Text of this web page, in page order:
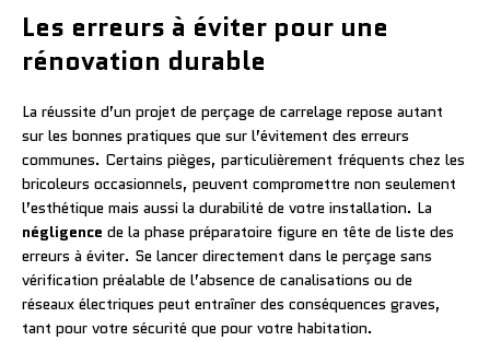
Les erreurs à éviter pour une
rénovation durable
La réussite d’un projet de perçage de carrelage repose autant
sur les bonnes pratiques que sur l’évitement des erreurs
communes. Certains pièges, particulièrement fréquents chez les
bricoleurs occasionnels, peuvent compromettre non seulement
l’esthétique mais aussi la durabilité de votre installation. La
négligence de la phase préparatoire figure en tête de liste des
erreurs à éviter. Se lancer directement dans le perçage sans
vérification préalable de l’absence de canalisations ou de
réseaux électriques peut entraîner des conséquences graves,
tant pour votre sécurité que pour votre habitation.